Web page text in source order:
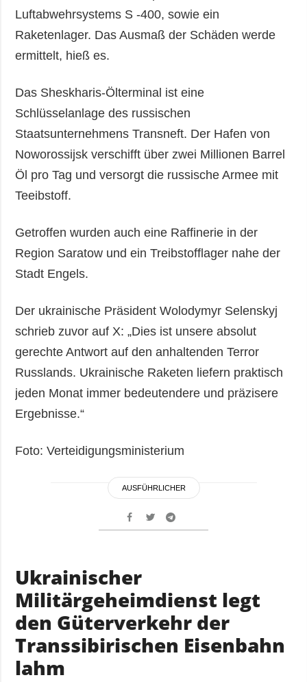
Luftabwehrsystems S -400, sowie ein
Raketenlager. Das Ausmaß der Schäden werde
ermittelt, hieß es.
Das Sheskharis-Ölterminal ist eine
Schlüsselanlage des russischen
Staatsunternehmens Transneft. Der Hafen von
Noworossijsk verschifft über zwei Millionen Barrel
Öl pro Tag und versorgt die russische Armee mit
Teeibstoff.
Getroffen wurden auch eine Raffinerie in der
Region Saratow und ein Treibstofflager nahe der
Stadt Engels.
Der ukrainische Präsident Wolodymyr Selenskyj
schrieb zuvor auf X: „Dies ist unsere absolut
gerechte Antwort auf den anhaltenden Terror
Russlands. Ukrainische Raketen liefern praktisch
jeden Monat immer bedeutendere und präzisere
Ergebnisse.“
Foto: Verteidigungsministerium
AUSFÜHRLICHER
Ukrainischer
Militärgeheimdienst legt
den Güterverkehr der
Transsibirischen Eisenbahn
lahm